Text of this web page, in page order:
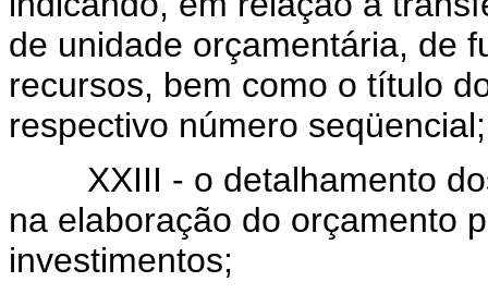
de unidade orçamentária, de
recursos, bem como o título
respectivo número seqüencial;
XXIII - o detalhamento dos
na elaboração do orçamento
investimentos;